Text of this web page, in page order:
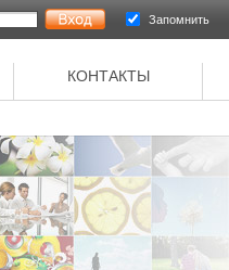
Запомнить
КОНТАКТЫ